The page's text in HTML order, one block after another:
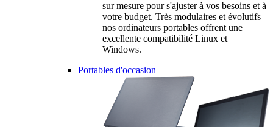
sur mesure pour s'ajuster à vos besoins et à
votre budget. Très modulaires et évolutifs
nos ordinateurs portables offrent une
excellente compatibilité Linux et
Windows.
Portables d'occasion